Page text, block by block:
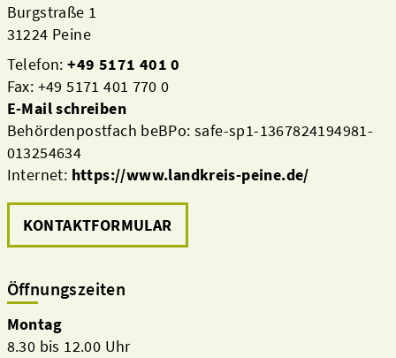
Burgstraße 1
31224 Peine
Telefon:+49 5171 401 0
Fax: +49 5171 401 770 0
E-Mail schreiben
Behördenpostfach beBPo: safe-sp1-1367824194981-
013254634
Internet: https://www.landkreis-peine.de/
KONTAKTFORMULAR
Öffnungszeiten
Montag
8.30 bis 12.00 Uhr